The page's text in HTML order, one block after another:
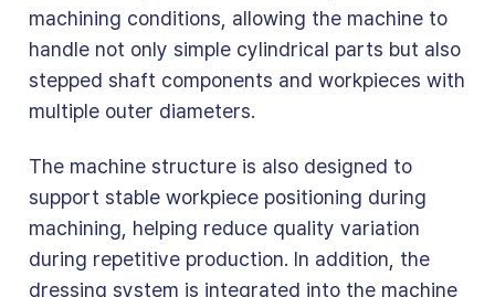
machining conditions, allowing the machine to
handle not only simple cylindrical parts but also
stepped shaft components and workpieces with
multiple outer diameters.
The machine structure is also designed to
support stable workpiece positioning during
machining, helping reduce quality variation
during repetitive production. In addition, the
dressing system is integrated into the machine